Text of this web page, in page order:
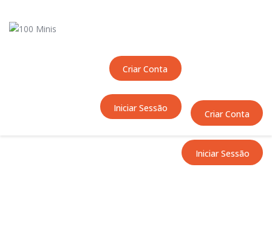
Criar Conta
Iniciar Sessão
Criar Conta
Iniciar Sessão
Sobre Nós